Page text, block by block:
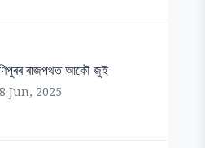
ৰাজপথত আকৌ জুই
Jun, 2025